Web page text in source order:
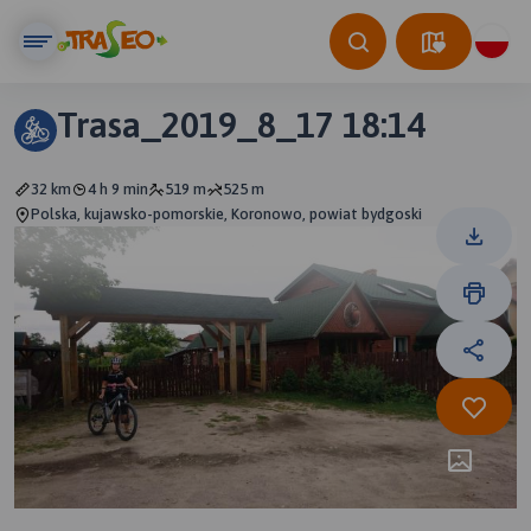
Trasa_2019_8_17 18:14
32 km 4 h 9 min 519 m
525 m
Polska, kujawsko-pomorskie, Koronowo, powiat bydgoski